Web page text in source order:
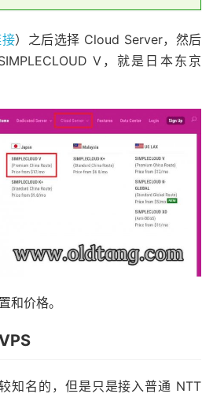
）之后选择 Cloud Server，然后
V，就是日本东京
和价格。
知名的，但是只是接入普通 NTT